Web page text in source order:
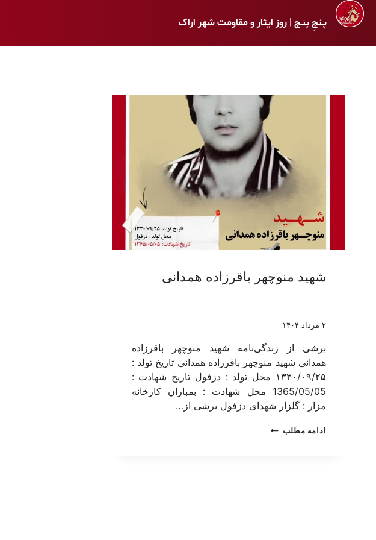
پـنجِ پنـج | روز ایثار و مقاومت شهر اراک
شهید منوچهر باقرزاده همدانی
۲ مرداد ۱۴۰۴
برشی از زندگی‌نامه شهید منوچهر باقرزاده
همدانی شهید منوچهر باقرزاده همدانی تاریخ تولد :
۱۳۳۰/۰۹/۲۵ محل تولد : دزفول تاریخ شهادت :
1365/05/05 محل شهادت : بمباران کارخانه
مزار : گلزار شهدای دزفول برشی از…
ادامه مطلب